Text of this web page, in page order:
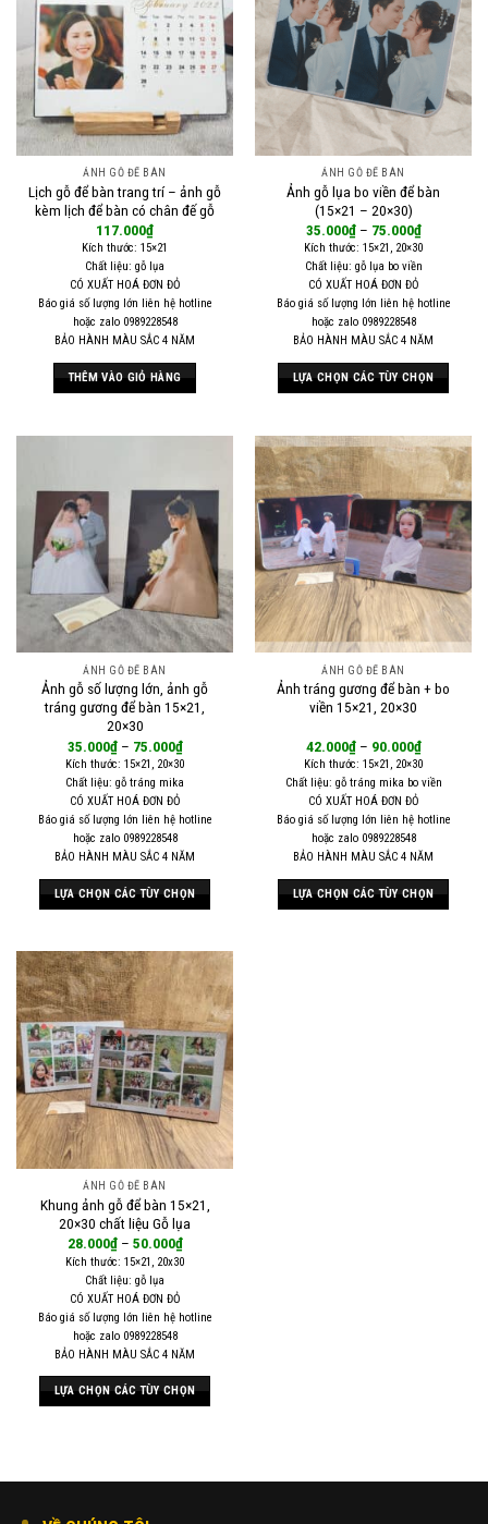
ẢNH GỖ ĐỂ BÀN
Lịch gỗ để bàn trang trí – ảnh gỗ
kèm lịch để bàn có chân đế gỗ
117.000₫
Kích thước: 15×21
Chất liệu: gỗ lụa
CÓ XUẤT HOÁ ĐƠN ĐỎ
Báo giá số lượng lớn liên hệ hotline
hoặc zalo 0989228548
BẢO HÀNH MÀU SẮC 4 NĂM
THÊM VÀO GIỎ HÀNG
ẢNH GỖ ĐỂ BÀN
Ảnh gỗ lụa bo viền để bàn
(15×21 – 20×30)
35.000₫– 75.000₫
Kích thước: 15×21, 20×30
Chất liệu: gỗ lụa bo viền
CÓ XUẤT HOÁ ĐƠN ĐỎ
Báo giá số lượng lớn liên hệ hotline
hoặc zalo 0989228548
BẢO HÀNH MÀU SẮC 4 NĂM
LỰA CHỌN CÁC TÙY CHỌN
này
nhiều
biến
thể.
Các
tùy
chọn
có
thể
được
chọn
trang
sản
phẩm
ẢNH GỖ ĐỂ BÀN
Ảnh gỗ số lượng lớn, ảnh gỗ
tráng gương để bàn 15×21,
20×30
35.000₫– 75.000₫
Kích thước: 15×21, 20×30
Chất liệu: gỗ tráng mika
CÓ XUẤT HOÁ ĐƠN ĐỎ
Báo giá số lượng lớn liên hệ hotline
hoặc zalo 0989228548
BẢO HÀNH MÀU SẮC 4 NĂM
LỰA CHỌN CÁC TÙY CHỌN
này
có
nhiều
biến
thể.
Các
tùy
chọn
có
thể
được
chọn
trên
trang
sản
phẩm
ẢNH GỖ ĐỂ BÀN
Ảnh tráng gương để bàn + bo
viền 15×21, 20×30
42.000₫– 90.000₫
Kích thước: 15×21, 20×30
Chất liệu: gỗ tráng mika bo viền
CÓ XUẤT HOÁ ĐƠN ĐỎ
Báo giá số lượng lớn liên hệ hotline
hoặc zalo 0989228548
BẢO HÀNH MÀU SẮC 4 NĂM
LỰA CHỌN CÁC TÙY CHỌN
ẢNH GỖ ĐỂ BÀN
Khung ảnh gỗ để bàn 15×21,
20×30 chất liệu Gỗ lụa
28.000₫– 50.000₫
Kích thước: 15×21, 20x30
Chất liệu: gỗ lụa
CÓ XUẤT HOÁ ĐƠN ĐỎ
Báo giá số lượng lớn liên hệ hotline
hoặc zalo 0989228548
BẢO HÀNH MÀU SẮC 4 NĂM
LỰA CHỌN CÁC TÙY CHỌN
có